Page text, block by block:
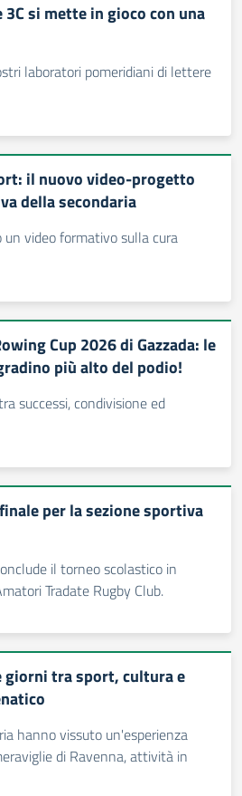
3C si mette in gioco con una
laboratori pomeridiani di lettere
il nuovo video-progetto
della secondaria
video formativo sulla cura
Cup 2026 di Gazzada: le
più alto del podio!
successi, condivisione ed
per la sezione sportiva
il torneo scolastico in
Tradate Rugby Club.
giorni tra sport, cultura e
hanno vissuto un'esperienza
di Ravenna, attività in